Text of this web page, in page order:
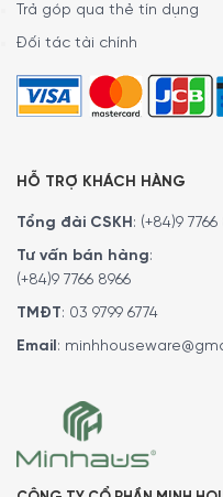
Cảm biến không khí
Với cảm biến không khí
chỉnh tốc độ hút để có
sẽ tự động tắt khi không
sạch.
Trả góp qua thẻ tín dụng
Đối tác tài chính
HỖ TRỢ KHÁCH HÀNG
Tổng đài CSKH : (+84)9 7766
Tư vấn bán hàng:
(+84)9 7766 8966
TMĐT: 03 9799 6774
Email :